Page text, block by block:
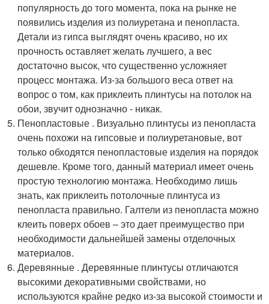
популярность до того момента, пока на рынке не
появились изделия из полиуретана и пенопласта.
Детали из гипса выглядят очень красиво, но их
прочность оставляет желать лучшего, а вес
достаточно высок, что существенно усложняет
процесс монтажа. Из-за большого веса ответ на
вопрос о том, как приклеить плинтусы на потолок на
обои, звучит однозначно - никак.
Пенопластовые . Визуально плинтусы из пенопласта
очень похожи на гипсовые и полиуретановые, вот
только обходятся пенопластовые изделия на порядок
дешевле. Кроме того, данный материал имеет очень
простую технологию монтажа. Необходимо лишь
знать, как приклеить потолочные плинтуса из
пенопласта правильно. Галтели из пенопласта можно
клеить поверх обоев – это дает преимущество при
необходимости дальнейшей замены отделочных
материалов.
Деревянные . Деревянные плинтусы отличаются
высокими декоративными свойствами, но
используются крайне редко из-за высокой стоимости и